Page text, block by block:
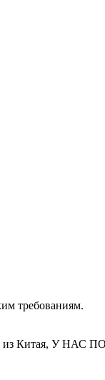
требованиям.
из